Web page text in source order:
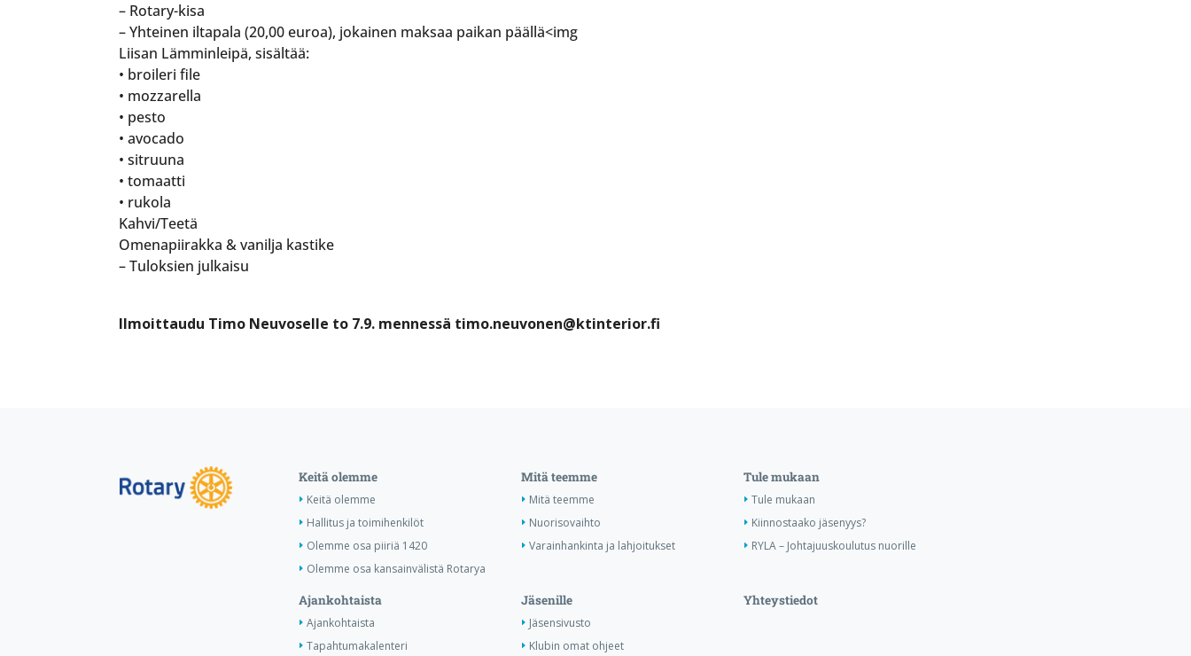
– Rotary-kisa
– Yhteinen iltapala (20,00 euroa), jokainen maksaa paikan päällä<img
Liisan Lämminleipä, sisältää:
• broileri file
• mozzarella
• pesto
• avocado
• sitruuna
• tomaatti
• rukola
Kahvi/Teetä
Omenapiirakka & vanilja kastike
– Tuloksien julkaisu
Ilmoittaudu Timo Neuvoselle to 7.9. mennessä timo.neuvonen@ktinterior.fi
Keitä olemme
Keitä olemme
Hallitus ja toimihenkilöt
Olemme osa piiriä 1420
Olemme osa kansainvälistä Rotarya
Mitä teemme
Mitä teemme
Nuorisovaihto
Varainhankinta ja lahjoitukset
Tule mukaan
Tule mukaan
Kiinnostaako jäsenyys?
RYLA – Johtajuuskoulutus nuorille
Ajankohtaista
Ajankohtaista
Tapahtumakalenteri
Jäsenille
Jäsensivusto
Klubin omat ohjeet
Yhteystiedot